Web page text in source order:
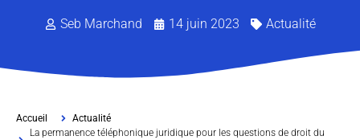
Seb Marchand 14 juin 2023 Actualité
Accueil
Actualité
La permanence téléphonique juridique pour les questions de droit du